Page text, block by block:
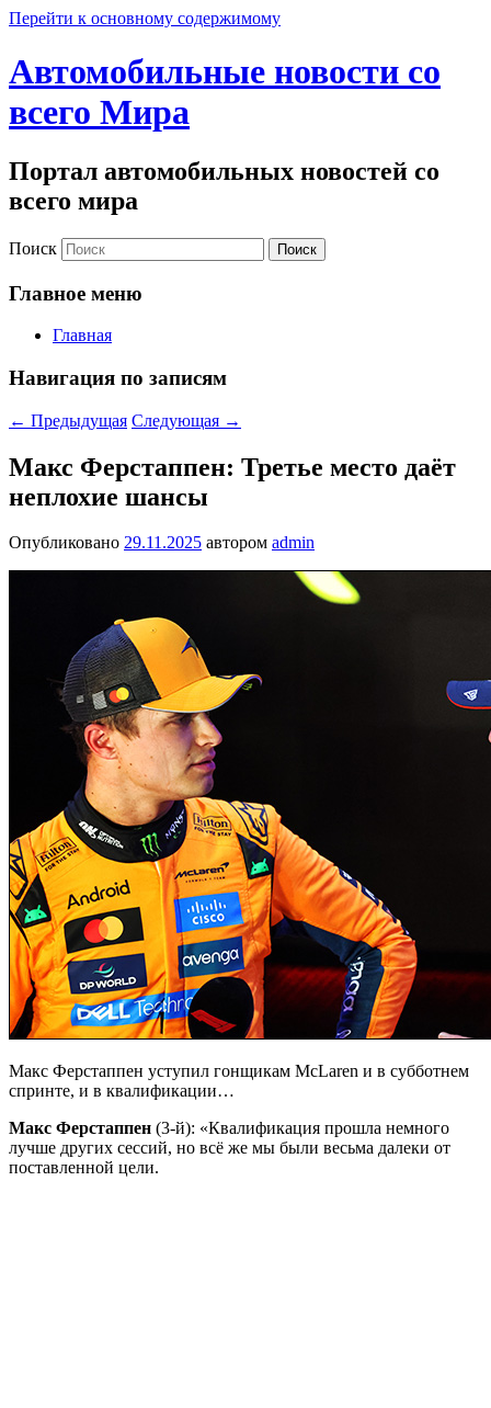
Перейти к основному содержимому
Автомобильные новости со
всего Мира
Портал автомобильных новостей со
всего мира
Поиск
Главное меню
Главная
Навигация по записям
← Предыдущая Следующая →
Макс Ферстаппен: Третье место даёт
неплохие шансы
Опубликовано 29.11.2025 автором admin
Макс Ферстаппен уступил гонщикам McLaren и в субботнем
спринте, и в квалификации…
Макс Ферстаппен (3-й): «Квалификация прошла немного
лучше других сессий, но всё же мы были весьма далеки от
поставленной цели.